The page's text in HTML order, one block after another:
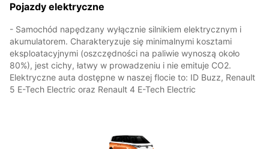
Pojazdy elektryczne
- Samochód napędzany wyłącznie silnikiem elektrycznym i
akumulatorem. Charakteryzuje się minimalnymi kosztami
eksploatacyjnymi (oszczędności na paliwie wynoszą około
80%), jest cichy, łatwy w prowadzeniu i nie emituje CO2.
Elektryczne auta dostępne w naszej flocie to: ID Buzz, Renault
5 E-Tech Electric oraz Renault 4 E-Tech Electric